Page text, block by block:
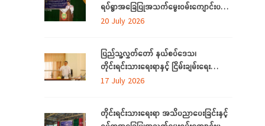
ရပ်ရွာအခြေပြုအသက်မွေးဝမ်းကျောင်းပညာ
လိုအပ်ချက်များကို ဆန်းစစ်စီမံခြင်း
ပြုလုပ်
20 July 2026
ပြည်သူ့လွှတ်တော် နယ်စပ်ဒေသ၊
တိုင်းရင်းသားရေးရာနှင့် ငြိမ်းချမ်းရေး
ကော်မတီနှင့် တိုင်းရင်းသားလူမျိုးများရေးရာ
17 July 2026
တိုင်းရင်းသားရေးရာ အသိပညာပေးခြင်းနှင့်